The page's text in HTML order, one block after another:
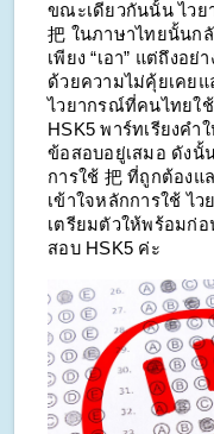
ขณะเดียวกันนั้น ไวย
把 ในภาษาไทยนั้นก
เพียง “เอา” แต่ถึงอ
ด้วยความไม่คุ้ยเคย
ไวยากรณ์ที่คนไทยใ
HSK5 พาร์ทเรียงค
ข้อสอบอยู่เสมอ ดังนั้
การใช้ 把 ที่ถูกต้องแ
เข้าใจหลักการใช้ ไ
เตรียมตัวให้พร้อมก่
สอบ HSK5 ค่ะ